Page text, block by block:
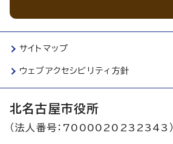
サイトマップ
ウェブアクセシビリティ方針
北名古屋市役所
（法人番号：7000020232343）